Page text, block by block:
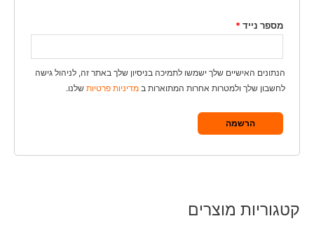
קטגוריות מוצרים
מספר נייד *
הנתונים האישיים שלך ישמשו לתמיכה בניסיון שלך באתר זה, לניהול גישה
לחשבון שלך ולמטרות אחרות המתוארות ב מדיניות פרטיות שלנו.
הרשמה